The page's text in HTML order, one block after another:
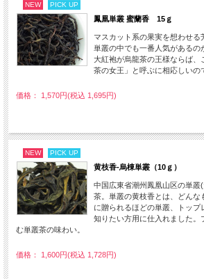
NEW PICK UP
鳳凰単叢 蜜蘭香 15ｇ
マスカット系の果実を想わせる
単叢の中でも一番人気があるの
大紅袍が烏龍茶の王様ならば、
茶の女王」と呼ぶに相応しいの
価格： 1,570円(税込 1,695円)
NEW PICK UP
黄枝香-烏棟単叢（10ｇ）
中国広東省潮州鳳凰山区の単叢
茶。単叢の黄枝香とは、どんな
に贈られるほどの単叢、トップ
知りたい方用に仕入れました。
む単叢茶の味わい。
価格： 1,600円(税込 1,728円)